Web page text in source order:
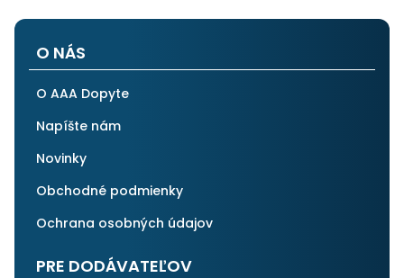
O NÁS
O AAA Dopyte
Napíšte nám
Novinky
Obchodné podmienky
Ochrana osobných údajov
PRE DODÁVATEĽOV